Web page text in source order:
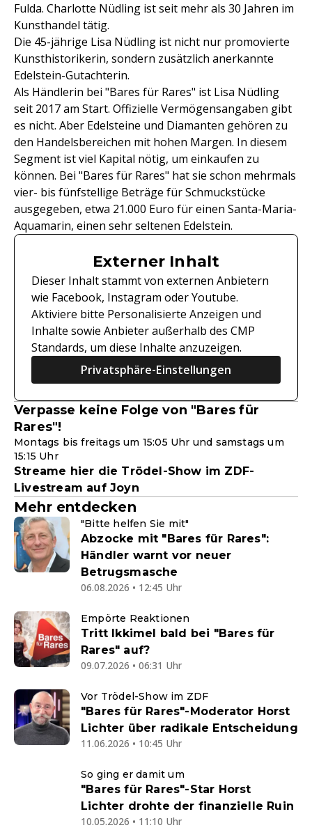
Fulda. Charlotte Nüdling ist seit mehr als 30 Jahren im
Kunsthandel tätig.
Die 45-jährige Lisa Nüdling ist nicht nur promovierte
Kunsthistorikerin, sondern zusätzlich anerkannte
Edelstein-Gutachterin.
Als Händlerin bei "Bares für Rares" ist Lisa Nüdling
seit 2017 am Start. Offizielle Vermögensangaben gibt
es nicht. Aber Edelsteine und Diamanten gehören zu
den Handelsbereichen mit hohen Margen. In diesem
Segment ist viel Kapital nötig, um einkaufen zu
können. Bei "Bares für Rares" hat sie schon mehrmals
vier- bis fünfstellige Beträge für Schmuckstücke
ausgegeben, etwa 21.000 Euro für einen Santa-Maria-
Aquamarin, einen sehr seltenen Edelstein.
Externer Inhalt
Dieser Inhalt stammt von externen Anbietern
wie Facebook, Instagram oder Youtube.
Aktiviere bitte Personalisierte Anzeigen und
Inhalte sowie Anbieter außerhalb des CMP
Standards, um diese Inhalte anzuzeigen.
Privatsphäre-Einstellungen
Verpasse keine Folge von "Bares für
Rares"!
Montags bis freitags um 15:05 Uhr und samstags um
15:15 Uhr
Streame hier die Trödel-Show im ZDF-
Livestream auf Joyn
Mehr entdecken
"Bitte helfen Sie mit"
Abzocke mit "Bares für Rares":
Händler warnt vor neuer
Betrugsmasche
06.08.2026 • 12:45 Uhr
Empörte Reaktionen
Tritt Ikkimel bald bei "Bares für
Rares" auf?
09.07.2026 • 06:31 Uhr
Vor Trödel-Show im ZDF
"Bares für Rares"-Moderator Horst
Lichter über radikale Entscheidung
11.06.2026 • 10:45 Uhr
So ging er damit um
"Bares für Rares"-Star Horst
Lichter drohte der finanzielle Ruin
10.05.2026 • 11:10 Uhr